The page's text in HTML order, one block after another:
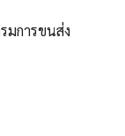
มการขนส่ง
ล ธฉ 8998 ชิ้น